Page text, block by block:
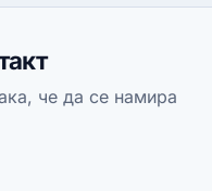
че да се намира